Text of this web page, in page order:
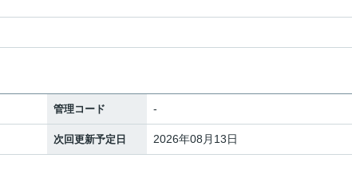
管理コード -
次回更新予定日 2026年08月13日